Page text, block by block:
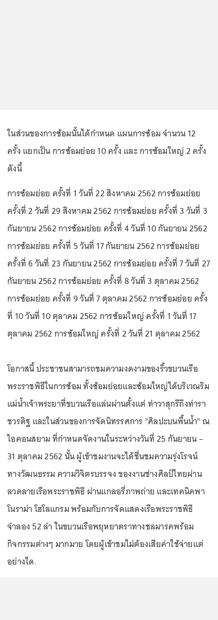
ในส่วนของการซ้อมนั้นได้กำหนด แผนการซ้อม จำนวน 12
ครั้ง แยกเป็น การซ้อมย่อย 10 ครั้ง และ การซ้อมใหญ่ 2 ครั้ง
ดังนี้
การซ้อมย่อย ครั้งที่ 1 วันที่ 22 สิงหาคม 2562 การซ้อมย่อย
ครั้งที่ 2 วันที่ 29 สิงหาคม 2562 การซ้อมย่อย ครั้งที่ 3 วันที่ 3
กันยายน 2562 การซ้อมย่อย ครั้งที่ 4 วันที่ 10 กันยายน 2562
การซ้อมย่อย ครั้งที่ 5 วันที่ 17 กันยายน 2562 การซ้อมย่อย
ครั้งที่ 6 วันที่ 23 กันยายน 2562 การซ้อมย่อย ครั้งที่ 7 วันที่ 27
กันยายน 2562 การซ้อมย่อย ครั้งที่ 8 วันที่ 3 ตุลาคม 2562
การซ้อมย่อย ครั้งที่ 9 วันที่ 7 ตุลาคม 2562 การซ้อมย่อย ครั้ง
ที่ 10 วันที่ 10 ตุลาคม 2562 การซ้อมใหญ่ ครั้งที่ 1 วันที่ 17
ตุลาคม 2562 การซ้อมใหญ่ ครั้งที่ 2 วันที่ 21 ตุลาคม 2562
โอกาสนี้ ประชาชนสามารถชมความงดงามของริ้วขบวนเรือ
พระราชพิธีในการซ้อม ทั้งซ้อมย่อยและซ้อมใหญ่ได้บริเวณริม
แม่น้ำเจ้าพระยาที่ขบวนเรือแล่นผ่านตั้งแต่ ท่าวาสุกรีถึงท่ารา
ชวรดิฐ และในส่วนของการจัดนิทรรศการ "ศิลปะบนพื้นน้ำ" ณ
ไอคอนสยาม ที่กำหนดจัดงานในระหว่างวันที่ 25 กันยายน –
31 ตุลาคม 2562 นั้น ผู้เข้าชมงานจะได้ชื่นชมความรุ่งโรจน์
ทางวัฒนธรรม ความวิจิตรบรรจง ของงานช่างศิลป์ไทยผ่าน
ลวดลายเรือพระราชพิธี ผ่านแกลอรี่ภาพถ่าย และเทคนิคพา
โนราม่า โฮโลแกรม พร้อมกับการจัดแสดงเรือพระราชพิธี
จำลอง 52 ลำ ในขบวนเรือพยุหยาตราทางชลมารคพร้อม
กิจกรรมต่างๆ มากมาย โดยผู้เข้าชมไม่ต้องเสียค่าใช้จ่ายแต่
อย่างใด.